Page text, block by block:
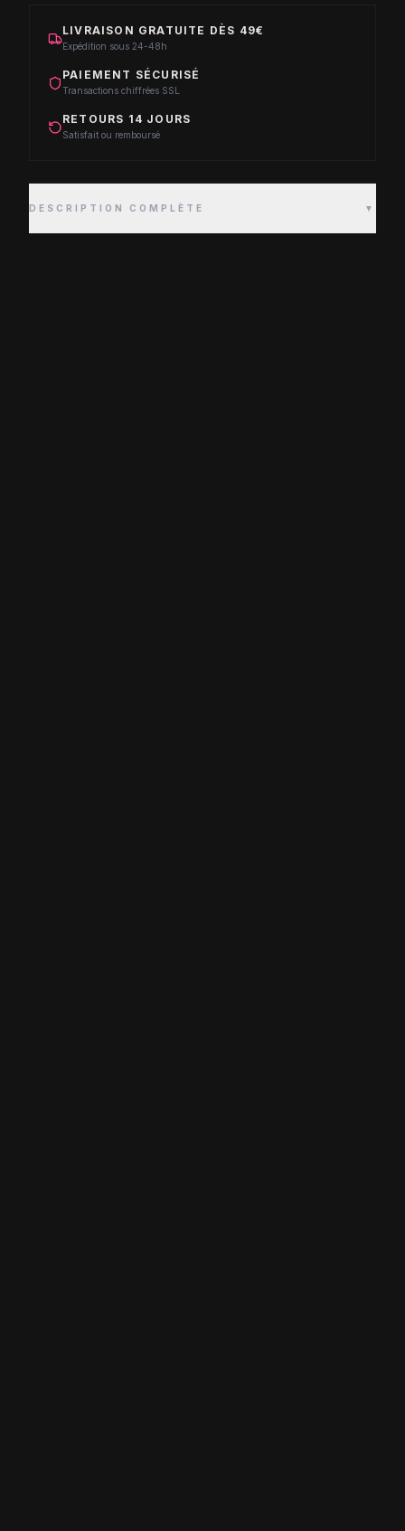
LIVRAISON GRATUITE DÈS 49€
Expédition sous 24-48h
PAIEMENT SÉCURISÉ
Transactions chiffrées SSL
RETOURS 14 JOURS
Satisfait ou remboursé
DESCRIPTION COMPLÈTE ▼